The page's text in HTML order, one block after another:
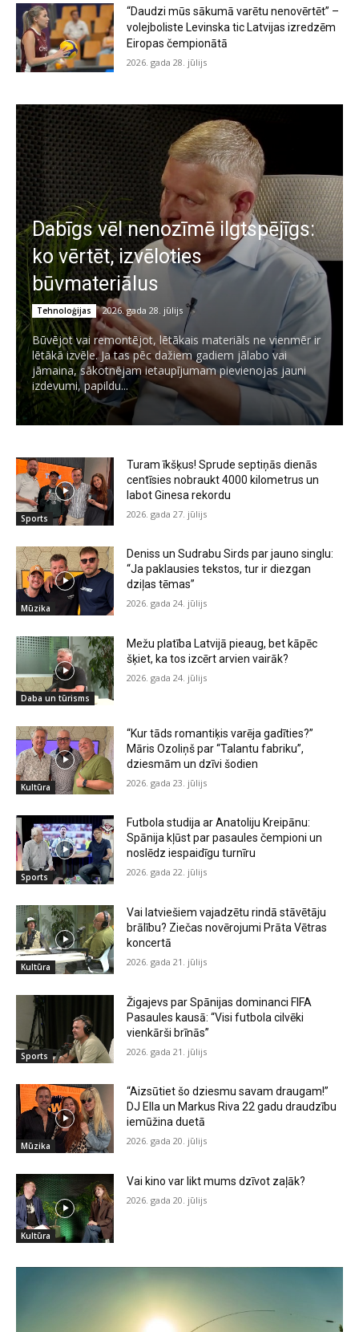
“Daudzi mūs sākumā varētu nenovērtēt” –
volejboliste Levinska tic Latvijas izredzēm
Eiropas čempionātā
2026. gada 28. jūlijs
Dabīgs vēl nenozīmē ilgtspējīgs:
ko vērtēt, izvēloties
būvmateriālus
Tehnoloģijas 2026. gada 28. jūlijs
Būvējot vai remontējot, lētākais materiāls ne vienmēr ir
lētākā izvēle. Ja tas pēc dažiem gadiem jālabo vai
jāmaina, sākotnējam ietaupījumam pievienojas jauni
izdevumi, papildu...
Sports
Turam īkšķus! Sprude septiņās dienās
centīsies nobraukt 4000 kilometrus un
labot Ginesa rekordu
2026. gada 27. jūlijs
Mūzika
Deniss un Sudrabu Sirds par jauno singlu:
“Ja paklausies tekstos, tur ir diezgan
dziļas tēmas”
2026. gada 24. jūlijs
Daba un tūrisms
Mežu platība Latvijā pieaug, bet kāpēc
šķiet, ka tos izcērt arvien vairāk?
2026. gada 24. jūlijs
Kultūra
“Kur tāds romantiķis varēja gadīties?”
Māris Ozoliņš par “Talantu fabriku”,
dziesmām un dzīvi šodien
2026. gada 23. jūlijs
Sports
Futbola studija ar Anatoliju Kreipānu:
Spānija kļūst par pasaules čempioni un
noslēdz iespaidīgu turnīru
2026. gada 22. jūlijs
Kultūra
Vai latviešiem vajadzētu rindā stāvētāju
brālību? Ziečas novērojumi Prāta Vētras
koncertā
2026. gada 21. jūlijs
Sports
Žigajevs par Spānijas dominanci FIFA
Pasaules kausā: “Visi futbola cilvēki
vienkārši brīnās”
2026. gada 21. jūlijs
Mūzika
“Aizsūtiet šo dziesmu savam draugam!”
DJ Ella un Markus Riva 22 gadu draudzību
iemūžina duetā
2026. gada 20. jūlijs
Kultūra
Vai kino var likt mums dzīvot zaļāk?
2026. gada 20. jūlijs